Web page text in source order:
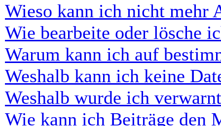
Wieso kann ich nicht mehr
Wie bearbeite oder lösche
Warum kann ich auf
Weshalb kann ich keine
Weshalb wurde ich
Wie kann ich Beiträge den